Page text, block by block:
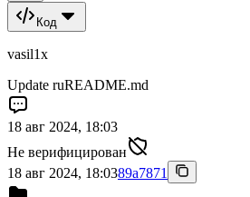
Код
vasil1x
Update ruREADME.md
18 авг 2024, 18:03
Не верифицирован
18 авг 2024, 18:0389a7871